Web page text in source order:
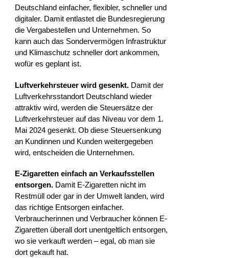
Deutschland einfacher, flexibler, schneller und
digitaler. Damit entlastet die Bundesregierung
die Vergabestellen und Unternehmen. So
kann auch das Sondervermögen Infrastruktur
und Klimaschutz schneller dort ankommen,
wofür es geplant ist.
Luftverkehrsteuer wird gesenkt. Damit der
Luftverkehrsstandort Deutschland wieder
attraktiv wird, werden die Steuersätze der
Luftverkehrsteuer auf das Niveau vor dem 1.
Mai 2024 gesenkt. Ob diese Steuersenkung
an Kundinnen und Kunden weitergegeben
wird, entscheiden die Unternehmen.
E-Zigaretten einfach an Verkaufsstellen
entsorgen. Damit E-Zigaretten nicht im
Restmüll oder gar in der Umwelt landen, wird
das richtige Entsorgen einfacher.
Verbraucherinnen und Verbraucher können E-
Zigaretten überall dort unentgeltlich entsorgen,
wo sie verkauft werden – egal, ob man sie
dort gekauft hat.